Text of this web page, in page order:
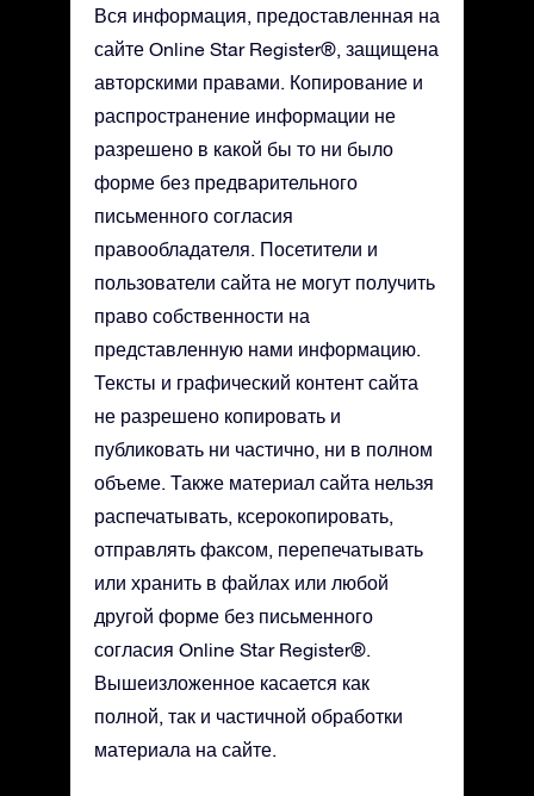
Вся информация, предоставленная на
сайте Online Star Register®, защищена
авторскими правами. Копирование и
распространение информации не
разрешено в какой бы то ни было
форме без предварительного
письменного согласия
правообладателя. Посетители и
пользователи сайта не могут получить
право собственности на
представленную нами информацию.
Тексты и графический контент сайта
не разрешено копировать и
публиковать ни частично, ни в полном
объеме. Также материал сайта нельзя
распечатывать, ксерокопировать,
отправлять факсом, перепечатывать
или хранить в файлах или любой
другой форме без письменного
согласия Online Star Register®.
Вышеизложенное касается как
полной, так и частичной обработки
материала на сайте.